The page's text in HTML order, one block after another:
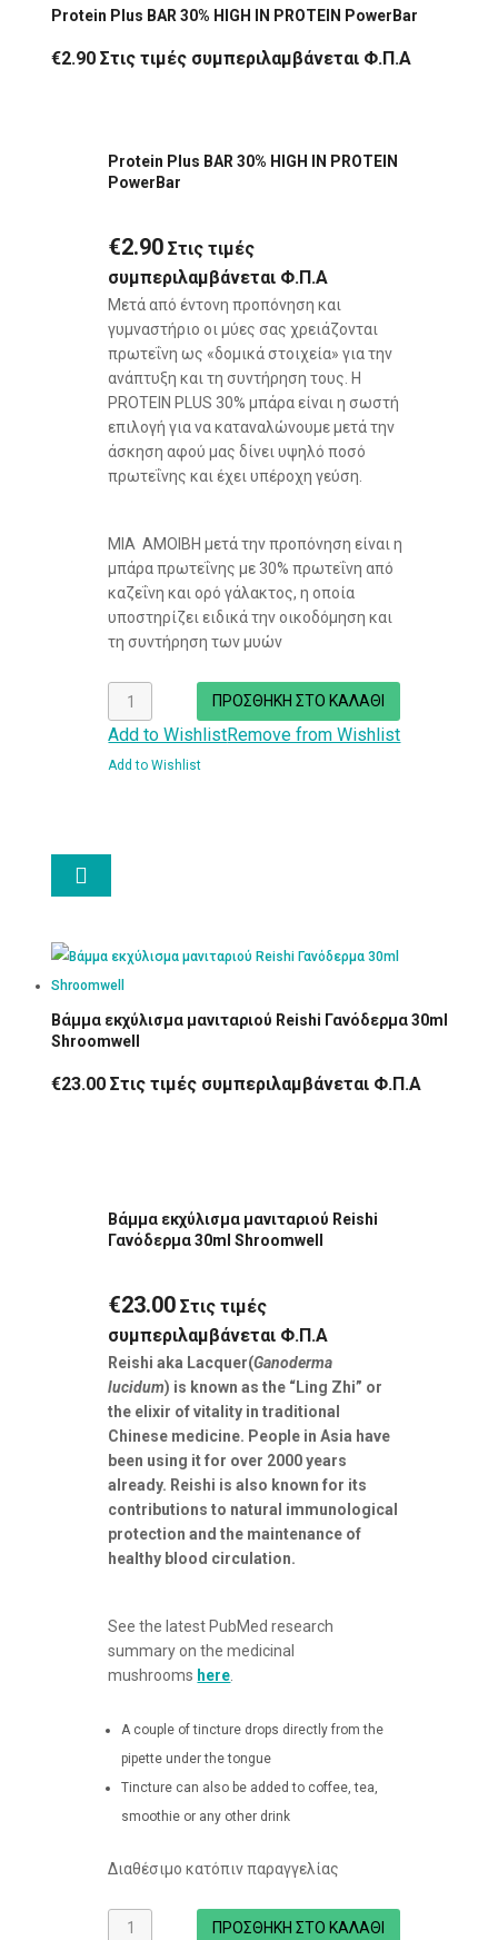
Protein Plus BAR 30% HIGH IN PROTEIN PowerBar
€2.90 Στις τιμές συμπεριλαμβάνεται Φ.Π.Α
Protein Plus BAR 30% HIGH IN PROTEIN
PowerBar
€2.90 Στις τιμές
συμπεριλαμβάνεται Φ.Π.Α
Μετά από έντονη προπόνηση και
γυμναστήριο οι μύες σας χρειάζονται
πρωτεΐνη ως «δομικά στοιχεία» για την
ανάπτυξη και τη συντήρηση τους. Η
PROTEIN PLUS 30% μπάρα είναι η σωστή
επιλογή για να καταναλώνουμε μετά την
άσκηση αφού μας δίνει υψηλό ποσό
πρωτεΐνης και έχει υπέροχη γεύση.
ΜΙΑ ΑΜΟΙΒΗ μετά την προπόνηση είναι η
μπάρα πρωτεΐνης με 30% πρωτεΐνη από
καζεΐνη και ορό γάλακτος, η οποία
υποστηρίζει ειδικά την οικοδόμηση και
τη συντήρηση των μυών
Protein
Plus
PowerBar
ΠΡΟΣΘΉΚΗ ΣΤΟ ΚΑΛΆΘΙ
Add to WishlistRemove from Wishlist
Add to Wishlist

Βάμμα εκχύλισμα μανιταριού Reishi Γανόδερμα 30ml
Shroomwell
€23.00 Στις τιμές συμπεριλαμβάνεται Φ.Π.Α
Βάμμα εκχύλισμα μανιταριού Reishi
Γανόδερμα 30ml Shroomwell
€23.00 Στις τιμές
συμπεριλαμβάνεται Φ.Π.Α
Reishi aka Lacquer(Ganoderma
lucidum) is known as the “Ling Zhi” or
the elixir of vitality in traditional
Chinese medicine. People in Asia have
been using it for over 2000 years
already. Reishi is also known for its
contributions to natural immunological
protection and the maintenance of
healthy blood circulation.
See the latest PubMed research
summary on the medicinal
mushrooms here
A couple of tincture drops directly from the
pipette under the tongue
Tincture can also be added to coffee, tea,
smoothie or any other drink
Διαθέσιμο κατόπιν παραγγελίας
Βάμμα
ΠΡΟΣΘΉΚΗ ΣΤΟ ΚΑΛΆΘΙ